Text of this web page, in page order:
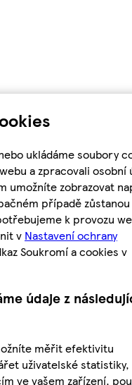
ukládáme soubory
a zpracovali osobní
umožníte zobrazovat
případě zůstanou
k provozu
v Nastavení ochrany
Soukromí a cookies v
údaje z
měřit efektivitu
uživatelské statistiky,
ve vašem zařízení,